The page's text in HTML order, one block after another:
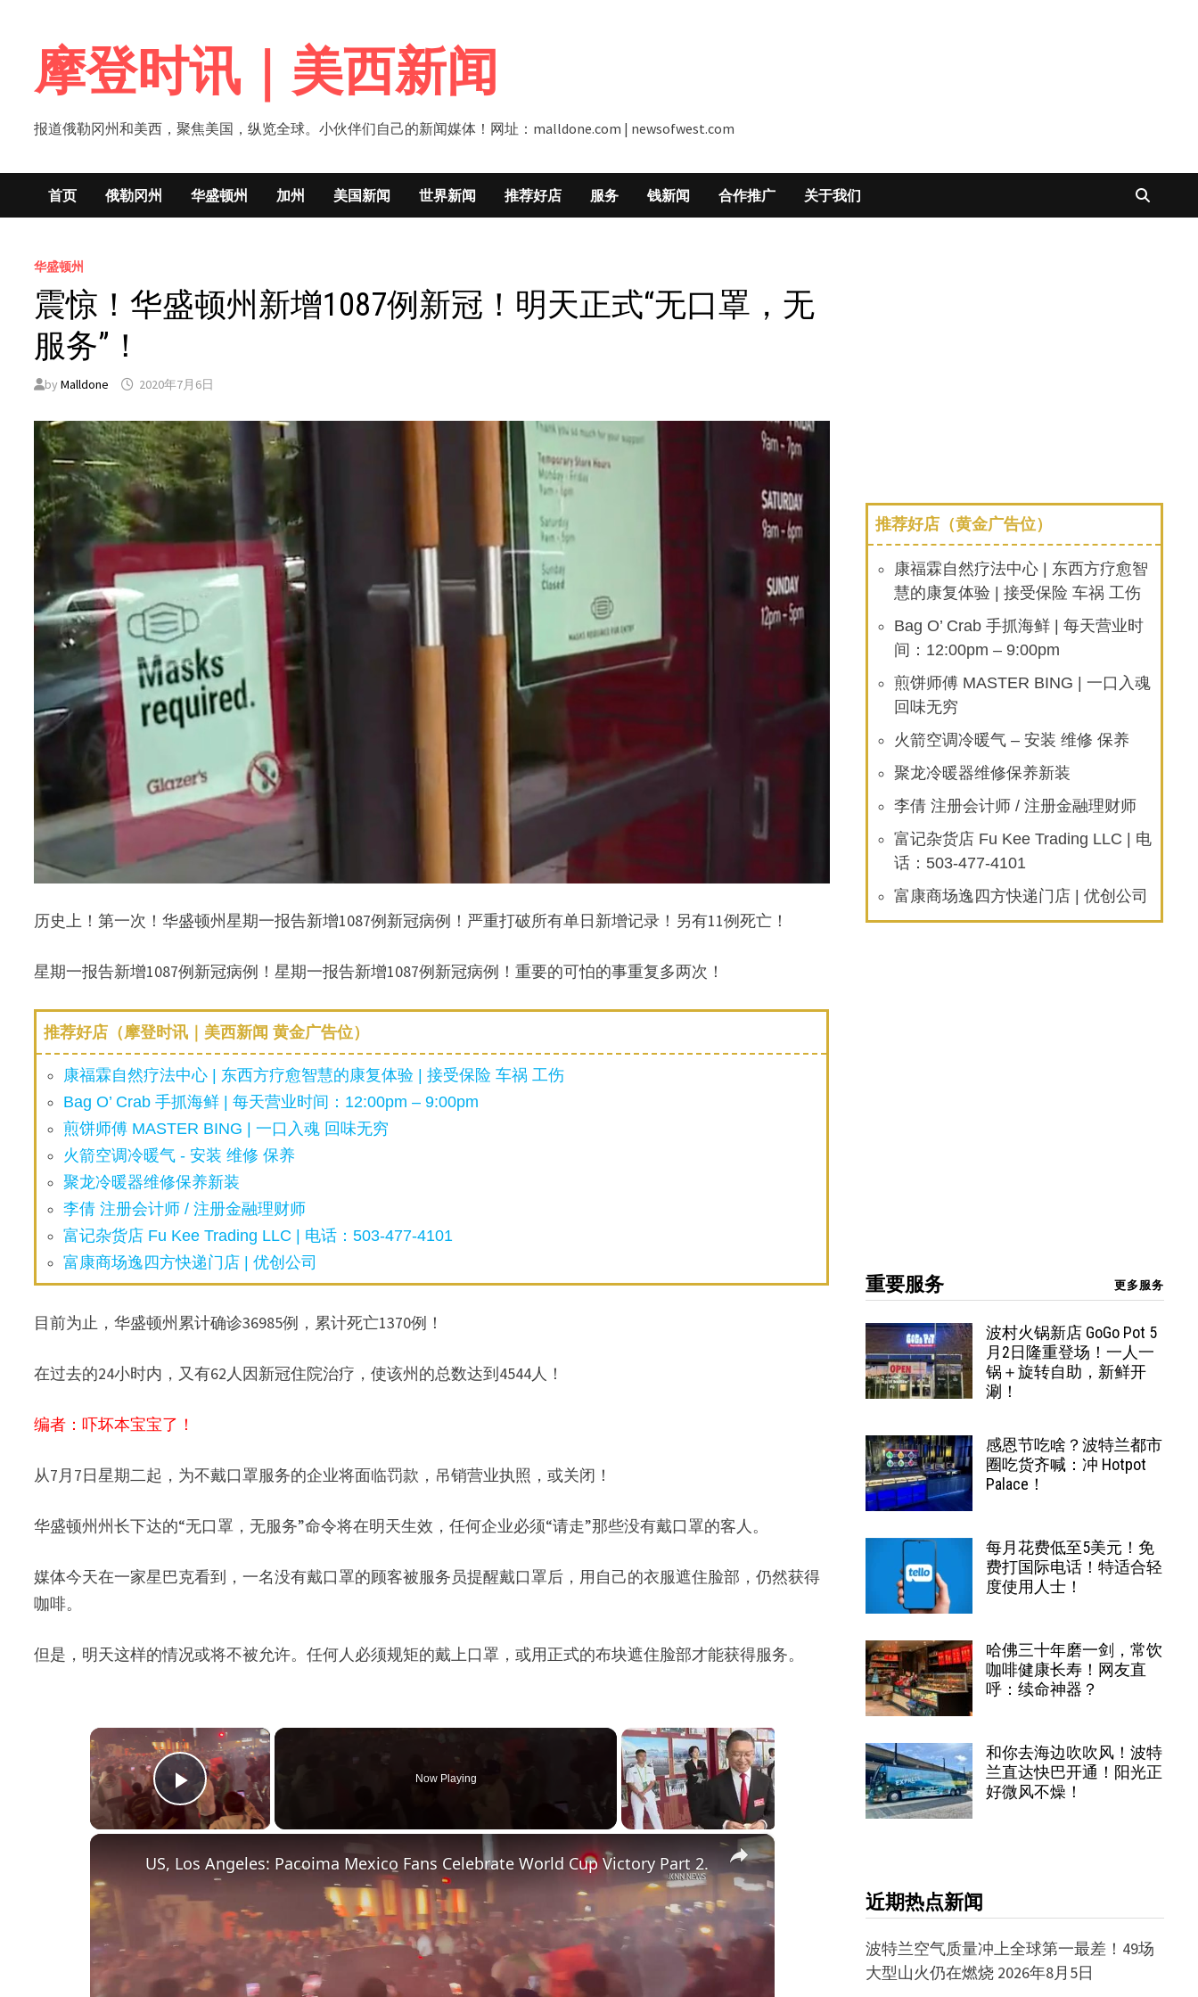
content摩登时讯｜美西新闻
报道俄勒冈州和美西，聚焦美国，纵览全球。小伙伴们自己的新闻媒体！网址：malldone.com | newsofwest.com
首页 俄勒冈州 华盛顿州 加州 美国新闻 世界新闻 推荐好店 服务 钱新闻 合作推广 关于我们
华盛顿州
震惊！华盛顿州新增1087例新冠！明天正式“无口罩，无
服务”！
byMalldone 2020年7月6日
历史上！第一次！华盛顿州星期一报告新增1087例新冠病例！严重打破所有单日新增记录！另有11例死亡！
星期一报告新增1087例新冠病例！星期一报告新增1087例新冠病例！重要的可怕的事重复多两次！
推荐好店（摩登时讯｜美西新闻 黄金广告位）
康福霖自然疗法中心 | 东西方疗愈智慧的康复体验 | 接受保险 车祸 工伤
Bag O’ Crab 手抓海鲜 | 每天营业时间：12:00pm – 9:00pm
煎饼师傅 MASTER BING | 一口入魂 回味无穷
火箭空调冷暖气 - 安装 维修 保养
聚龙冷暖器维修保养新装
李倩 注册会计师 / 注册金融理财师
富记杂货店 Fu Kee Trading LLC | 电话：503-477-4101
富康商场逸四方快递门店 | 优创公司
目前为止，华盛顿州累计确诊36985例，累计死亡1370例！
在过去的24小时内，又有62人因新冠住院治疗，使该州的总数达到4544人！
编者：吓坏本宝宝了！
从7月7日星期二起，为不戴口罩服务的企业将面临罚款，吊销营业执照，或关闭！
华盛顿州州长下达的“无口罩，无服务”命令将在明天生效，任何企业必须“请走”那些没有戴口罩的客人。
媒体今天在一家星巴克看到，一名没有戴口罩的顾客被服务员提醒戴口罩后，用自己的衣服遮住脸部，仍然获得
咖啡。
但是，明天这样的情况或将不被允许。任何人必须规矩的戴上口罩，或用正式的布块遮住脸部才能获得服务。
×
Play Video
Now Playing
×
US, Los Angeles: Pacoima Mexico Fans Celebrate World Cup Victory Part 2.
推荐好店（黄金广告位）
康福霖自然疗法中心 | 东西方疗愈智
慧的康复体验 | 接受保险 车祸 工伤
Bag O’ Crab 手抓海鲜 | 每天营业时
间：12:00pm – 9:00pm
煎饼师傅 MASTER BING | 一口入魂
回味无穷
火箭空调冷暖气 – 安装 维修 保养
聚龙冷暖器维修保养新装
李倩 注册会计师 / 注册金融理财师
富记杂货店 Fu Kee Trading LLC | 电
话：503-477-4101
富康商场逸四方快递门店 | 优创公司
重要服务 更多服务
波村火锅新店 GoGo Pot 5
月2日隆重登场！一人一
锅＋旋转自助，新鲜开
涮！
感恩节吃啥？波特兰都市
圈吃货齐喊：冲 Hotpot
Palace！
每月花费低至5美元！免
费打国际电话！特适合轻
度使用人士！
哈佛三十年磨一剑，常饮
咖啡健康长寿！网友直
呼：续命神器？
和你去海边吹吹风！波特
兰直达快巴开通！阳光正
好微风不燥！
近期热点新闻
波特兰空气质量冲上全球第一最差！49场
大型山火仍在燃烧 2026年8月5日